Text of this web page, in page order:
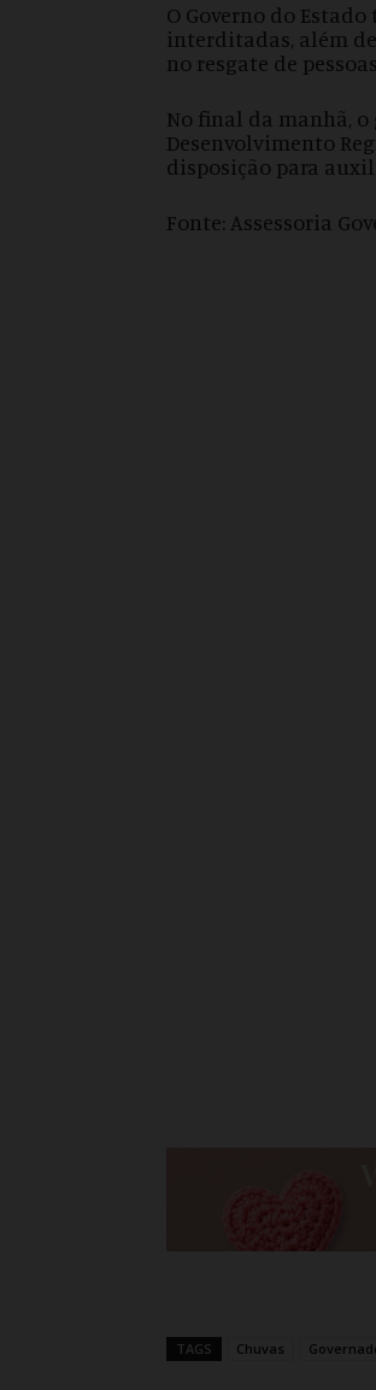
O Governo do
interditadas, além
no resgate de
No final da manhã,
Desenvolvimento
disposição para
Fonte:
TAGS Chuvas